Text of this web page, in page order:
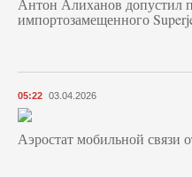
импортозамещенного
05:22 03.04.2026
Аэростат мобильной связи